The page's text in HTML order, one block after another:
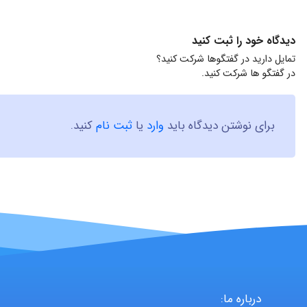
دیدگاه خود را ثبت کنید
تمایل دارید در گفتگوها شرکت کنید؟
در گفتگو ها شرکت کنید.
برای نوشتن دیدگاه باید وارد یا ثبت نامکنید.
درباره ما: